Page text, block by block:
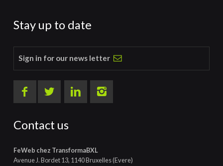
Stay up to date
Sign in for our news letter
Contact us
FeWeb chez TransformaBXL
Avenue J. Bordet 13, 1140 Bruxelles (Evere)